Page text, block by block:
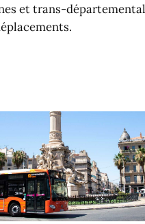
et trans-